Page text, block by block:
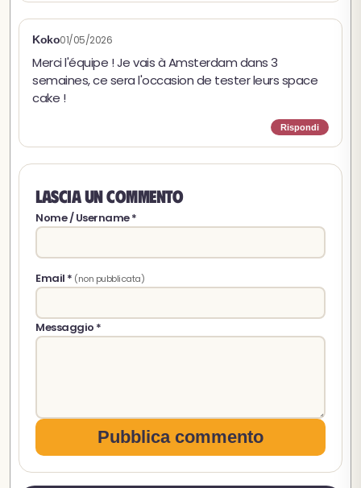
Koko01/05/2026
Merci l'équipe ! Je vais à Amsterdam dans 3
semaines, ce sera l'occasion de tester leurs space
cake !
Rispondi
Lascia un commento
Nome / Username *
Email * (non pubblicata)
Messaggio *
Pubblica commento